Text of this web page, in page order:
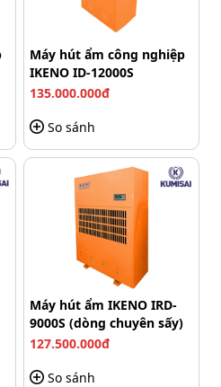
chính xác tuyệt đối
sẽ phát ra tín hiệu cảnh báo
Đây chắc chắn là một thiết bị
các nhân viên an ninh, nhất
nơi một sai sót nhỏ cũng có
trọng.
lâu
Máy hút ẩm công nghiệp
IKENO ID-12000S
135.000.000đ
So sánh
Máy hút ẩm IKENO IRD-
9000S (dòng chuyên sấy)
127.500.000đ
So sánh